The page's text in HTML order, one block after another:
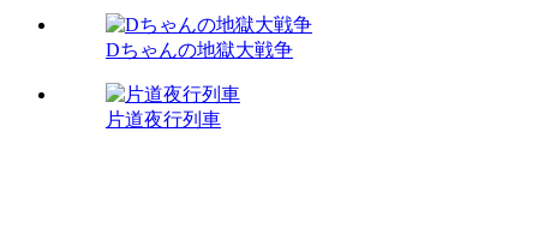
Dちゃんの地獄大戦争
片道夜行列車